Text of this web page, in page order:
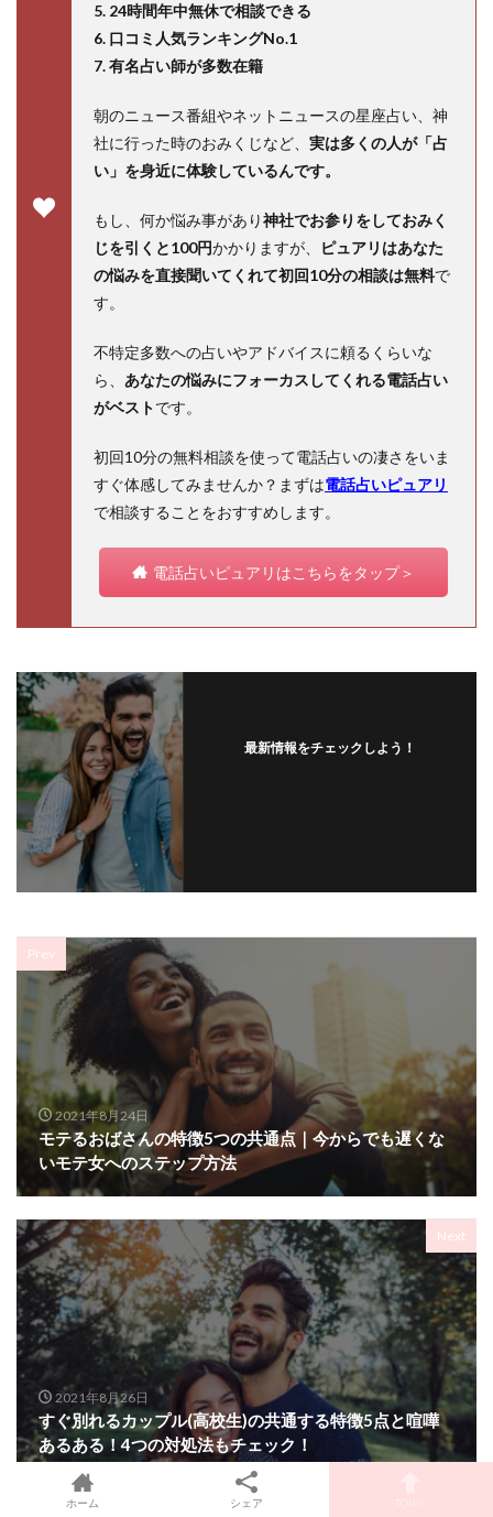
5. 24時間年中無休で相談できる
6. 口コミ人気ランキングNo.1
7. 有名占い師が多数在籍
朝のニュース番組やネットニュースの星座占い、神
社に行った時のおみくじなど、 実は多くの人が「占
い」を身近に体験しているんです。
もし、何か悩み事があり神社でお参りをしておみく
じを引くと100円かかりますが、
ピュアリはあなた
の悩みを直接聞いてくれて初回10分の相談は無料で
す。
不特定多数への占いやアドバイスに頼るくらいな
ら、 あなたの悩みにフォーカスしてくれる電話占い
がベストです。
初回10分の無料相談を使って電話占いの凄さをいま
すぐ体感してみませんか？まずは電話占いピュアリ
で相談することをおすすめします。
電話占いピュアリはこちらをタップ＞
最新情報をチェックしよう！
Prev
2021年8月24日
モテるおばさんの特徴5つの共通点｜今からでも遅くな
いモテ女へのステップ方法
Next
2021年8月26日
すぐ別れるカップル(高校生)の共通する特徴5点と喧嘩
あるある！4つの対処法もチェック！
ホーム シェア